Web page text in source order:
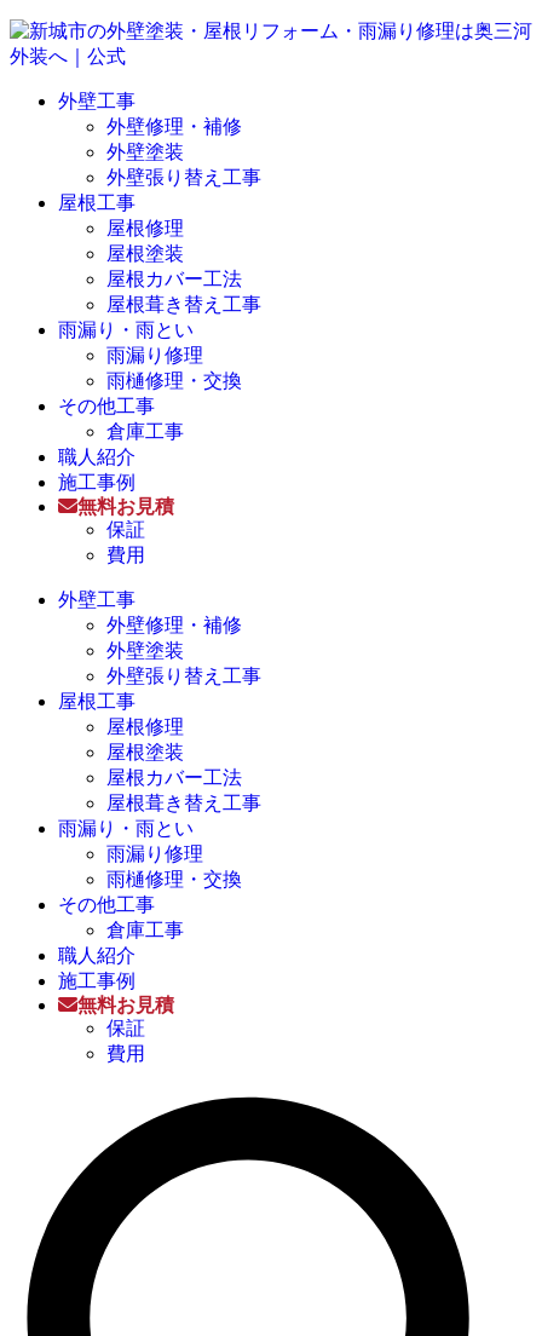
外壁工事
外壁修理・補修
外壁塗装
外壁張り替え工事
屋根工事
屋根修理
屋根塗装
屋根カバー工法
屋根葺き替え工事
雨漏り・雨とい
雨漏り修理
雨樋修理・交換
その他工事
倉庫工事
職人紹介
施工事例
無料お見積
保証
費用
外壁工事
外壁修理・補修
外壁塗装
外壁張り替え工事
屋根工事
屋根修理
屋根塗装
屋根カバー工法
屋根葺き替え工事
雨漏り・雨とい
雨漏り修理
雨樋修理・交換
その他工事
倉庫工事
職人紹介
施工事例
無料お見積
保証
費用